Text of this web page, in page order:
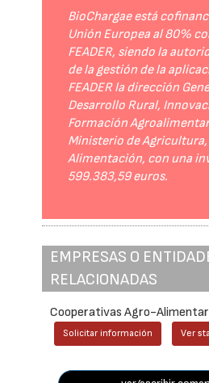
BioChargae está
Unión Europea al 80%
FEADER, siendo la
de la gestión de la
FEADER la dirección
Desarrollo Rural,
Formación
Ministerio de Agricultura,
Alimentación, con una
599.383,59 euros.
EMPRESAS O
RELACIONADAS
Cooperativas Agro-
Solicitar información Ver